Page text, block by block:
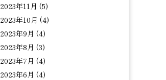
2023年11月 (5)
2023年10月 (4)
2023年9月 (4)
2023年8月 (3)
2023年7月 (4)
2023年6月 (4)